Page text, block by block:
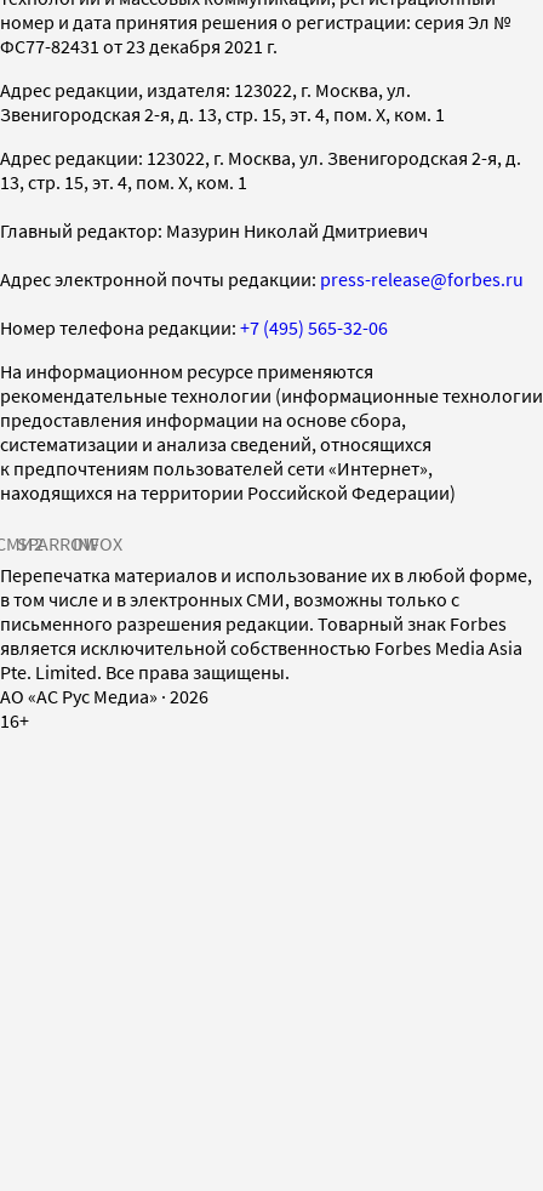
номер и дата принятия решения о регистрации: серия Эл №
ФС77-82431 от 23 декабря 2021 г.
Адрес редакции, издателя: 123022, г. Москва, ул.
Звенигородская 2-я, д. 13, стр. 15, эт. 4, пом. X, ком. 1
Адрес редакции: 123022, г. Москва, ул. Звенигородская 2-я, д.
13, стр. 15, эт. 4, пом. X, ком. 1
Главный редактор: Мазурин Николай Дмитриевич
Адрес электронной почты редакции: press-release@forbes.ru
Номер телефона редакции: +7 (495) 565-32-06
На информационном ресурсе применяются
рекомендательные технологии (информационные технологии
предоставления информации на основе сбора,
систематизации и анализа сведений, относящихся
к предпочтениям пользователей сети «Интернет»,
находящихся на территории Российской Федерации)
SPARROWINFOX
Перепечатка материалов и использование их в любой форме,
в том числе и в электронных СМИ, возможны только с
письменного разрешения редакции. Товарный знак Forbes
является исключительной собственностью Forbes Media Asia
Pte. Limited. Все права защищены.
AO «АС Рус Медиа» · 2026
16+